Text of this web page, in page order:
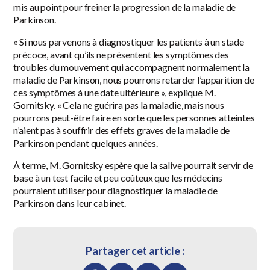
mis au point pour freiner la progression de la maladie de
Parkinson.
« Si nous parvenons à diagnostiquer les patients à un stade
précoce, avant qu’ils ne présentent les symptômes des
troubles du mouvement qui accompagnent normalement la
maladie de Parkinson, nous pourrons retarder l’apparition de
ces symptômes à une date ultérieure », explique M.
Gornitsky. « Cela ne guérira pas la maladie, mais nous
pourrons peut-être faire en sorte que les personnes atteintes
n’aient pas à souffrir des effets graves de la maladie de
Parkinson pendant quelques années.
À terme, M. Gornitsky espère que la salive pourrait servir de
base à un test facile et peu coûteux que les médecins
pourraient utiliser pour diagnostiquer la maladie de
Parkinson dans leur cabinet.
Partager cet article :